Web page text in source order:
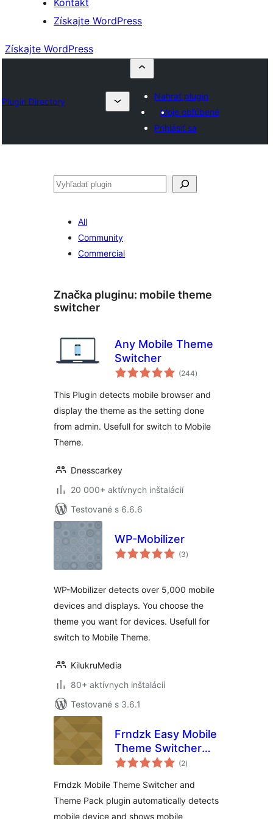
Kontakt
Získajte WordPress
Získajte WordPress
Plugin Directory
Nahrať plugin
Moje obľúbené
Prihlásiť sa
Hľadať
All
Community
Commercial
Značka pluginu: mobile theme
switcher
Any Mobile Theme
Switcher
(244celkové
hodnotenie
)
This Plugin detects mobile browser and
display the theme as the setting done
from admin. Usefull for switch to Mobile
Theme.
Dnesscarkey
20 000+ aktívnych inštalácií
Testované s 6.6.6
WP-Mobilizer
(3celkové
hodnotenie
)
WP-Mobilizer detects over 5,000 mobile
devices and displays. You choose the
theme you want for devices. Usefull for
switch to Mobile Theme.
KilukruMedia
80+ aktívnych inštalácií
Testované s 3.6.1
Frndzk Easy Mobile
Theme Switcher
with Theme pack
(2celkové
hodnotenie
)
Frndzk Mobile Theme Switcher and
Theme Pack plugin automatically detects
mobile device and shows mobile